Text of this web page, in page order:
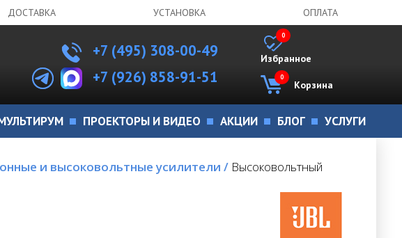
ДОСТАВКА УСТАНОВКА ОПЛАТА
+7 (495) 308-00-49
+7 (926) 858-91-51
Избранное
0
Корзина
0
ПРОЕКТОРЫ И ВИДЕО АКЦИИ БЛОГ УСЛУГИ
и высоковольтные усилители / Высоковольтный